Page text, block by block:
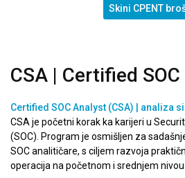
Skini CPENT
CSA | Certified
Certified SOC Analyst (CSA) | analiza
CSA je početni korak ka karijeri u
(SOC). Program je osmišljen za
SOC analitičare, s ciljem razvoja
operacija na početnom i srednjem